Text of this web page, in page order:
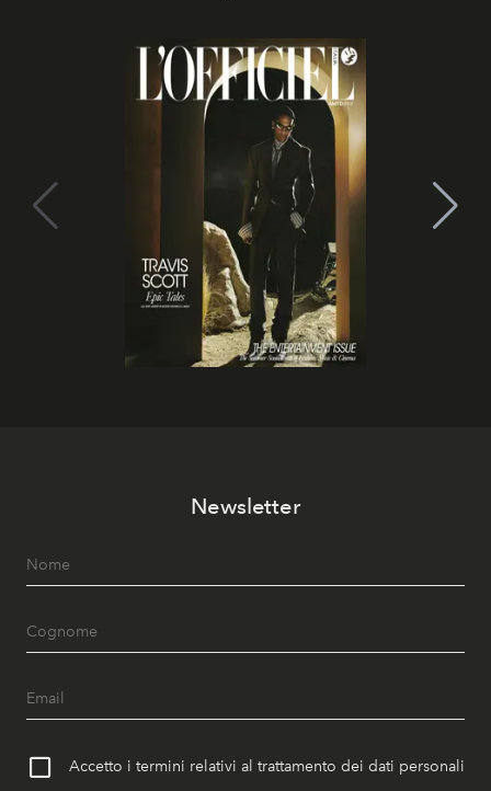
Newsletter
Accetto i termini relativi al trattamento dei dati personali